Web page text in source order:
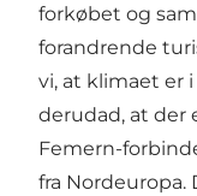
forkøbet og
forandrende
vi, at klimaet er
derudad, at der
Femern-
fra Nordeuropa.